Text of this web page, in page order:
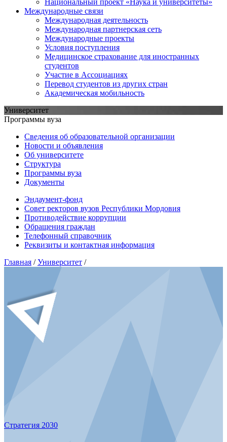
Международные связи
Международная деятельность
Международная партнерская сеть
Международные проекты
Условия поступления
Медицинское страхование для иностранных
студентов
Участие в Ассоциациях
Перевод студентов из других стран
Академическая мобильность
Университет
Программы вуза
Сведения об образовательной организации
Новости и объявления
Об университете
Структура
Программы вуза
Документы
Эндаумент-фонд
Совет ректоров вузов Республики Мордовия
Противодействие коррупции
Обращения граждан
Телефонный справочник
Реквизиты и контактная информация
Главная /Университет /
Стратегия 2030